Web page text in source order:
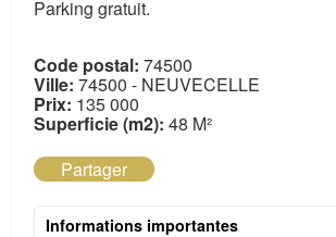
Parking gratuit.
Code postal: 74500
Ville: 74500 - NEUVECELLE
Prix: 135 000
Superficie (m2): 48 M²
Partager
Informations importantes